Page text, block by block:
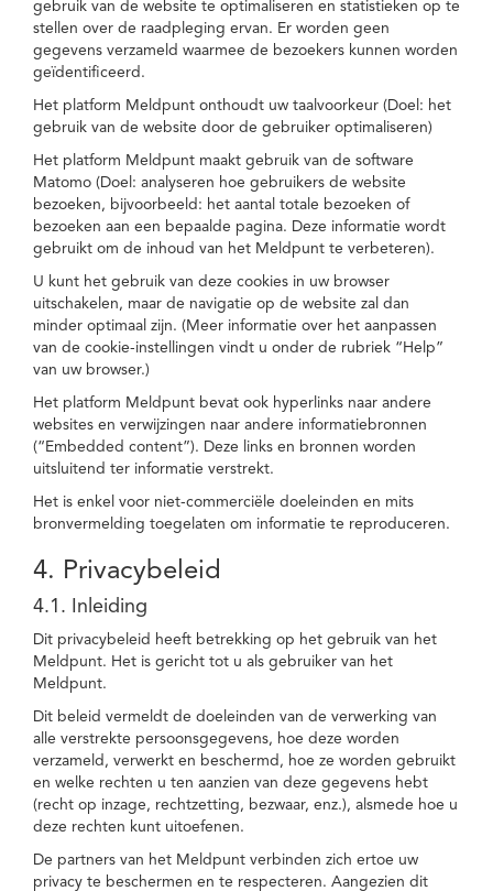
gebruik van de website te optimaliseren en statistieken op te
stellen over de raadpleging ervan. Er worden geen
gegevens verzameld waarmee de bezoekers kunnen worden
geïdentificeerd.
Het platform Meldpunt onthoudt uw taalvoorkeur (Doel: het
gebruik van de website door de gebruiker optimaliseren)
Het platform Meldpunt maakt gebruik van de software
Matomo (Doel: analyseren hoe gebruikers de website
bezoeken, bijvoorbeeld: het aantal totale bezoeken of
bezoeken aan een bepaalde pagina. Deze informatie wordt
gebruikt om de inhoud van het Meldpunt te verbeteren).
U kunt het gebruik van deze cookies in uw browser
uitschakelen, maar de navigatie op de website zal dan
minder optimaal zijn. (Meer informatie over het aanpassen
van de cookie-instellingen vindt u onder de rubriek “Help”
van uw browser.)
Het platform Meldpunt bevat ook hyperlinks naar andere
websites en verwijzingen naar andere informatiebronnen
(“Embedded content”). Deze links en bronnen worden
uitsluitend ter informatie verstrekt.
Het is enkel voor niet-commerciële doeleinden en mits
bronvermelding toegelaten om informatie te reproduceren.
4. Privacybeleid
4.1. Inleiding
Dit privacybeleid heeft betrekking op het gebruik van het
Meldpunt. Het is gericht tot u als gebruiker van het
Meldpunt.
Dit beleid vermeldt de doeleinden van de verwerking van
alle verstrekte persoonsgegevens, hoe deze worden
verzameld, verwerkt en beschermd, hoe ze worden gebruikt
en welke rechten u ten aanzien van deze gegevens hebt
(recht op inzage, rechtzetting, bezwaar, enz.), alsmede hoe u
deze rechten kunt uitoefenen.
De partners van het Meldpunt verbinden zich ertoe uw
privacy te beschermen en te respecteren. Aangezien dit